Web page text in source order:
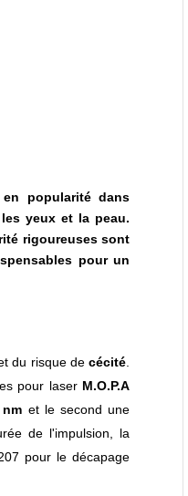
popularité dans
yeux et la peau.
rigoureuses sont
pour un
du risque decécité.
pour laser M.O.P.A
nm et le second une
de l'impulsion, la
pour le décapage